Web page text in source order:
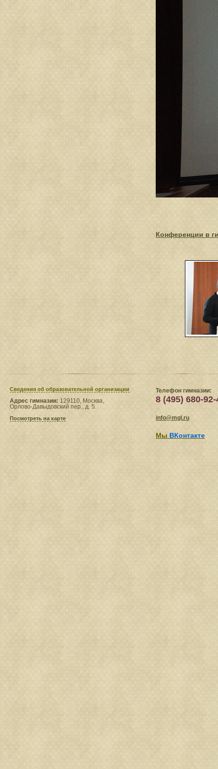
Конференции в
Сведения​ об образовательной организации
Адрес гимназии: 129110, Москва,
Орлово-Давыдовский пер., д. 5.
Посмотреть на карте
Телефон гимназии:
8 (495) 680-92-
info@mgl.ru
Мы ВКонтакте